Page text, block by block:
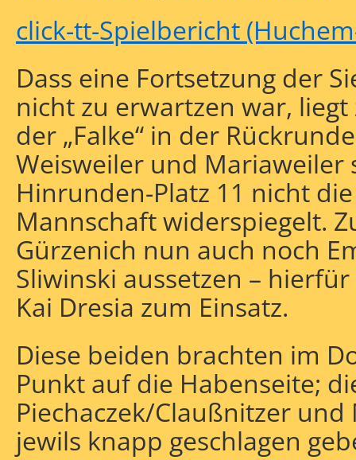
click-tt-Spielbericht
Dass eine Fortsetzung der
nicht zu erwartzen war,
der „Falke“ in der
Weisweiler und Mariaweiler
Hinrunden-Platz 11 nicht
Mannschaft widerspiegelt.
Gürzenich nun auch noch
Sliwinski aussetzen –
Kai Dresia zum Einsatz.
Diese beiden brachten im
Punkt auf die Habenseite;
Piechaczek/Claußnitzer
jewils knapp geschlagen